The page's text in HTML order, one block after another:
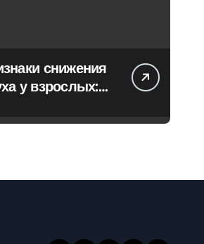
снижения
у взрослых:
к